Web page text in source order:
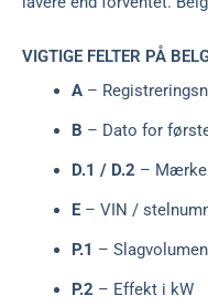
VIGTIGE FELTER PÅ
A –
B – Dato for
D.1 / D.2 – Mærke
E – VIN /
P.1 – Slagvolumen
P.2 – Effekt i kW